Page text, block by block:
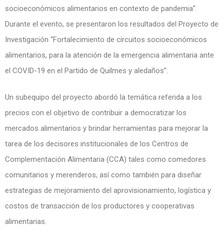
socioeconómicos alimentarios en contexto de pandemia”.
Durante el evento, se presentaron los resultados del Proyecto de
Investigación “Fortalecimiento de circuitos socioeconómicos
alimentarios, para la atención de la emergencia alimentaria ante
el COVID-19 en el Partido de Quilmes y aledaños”.
Un subequipo del proyecto abordó la temática referida a los
precios con el objetivo de contribuir a democratizar los
mercados alimentarios y brindar herramientas para mejorar la
tarea de los decisores institucionales de los Centros de
Complementación Alimentaria (CCA) tales como comedores
comunitarios y merenderos, así como también para diseñar
estrategias de mejoramiento del aprovisionamiento, logística y
costos de transacción de los productores y cooperativas
alimentarias.